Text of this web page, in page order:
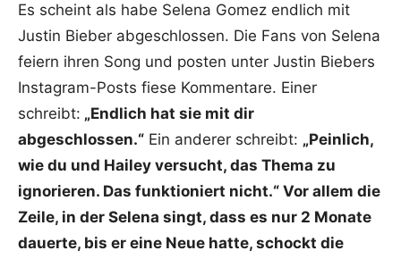
Es scheint als habe Selena Gomez endlich mit
Justin Bieber abgeschlossen. Die Fans von Selena
feiern ihren Song und posten unter Justin Biebers
Instagram-Posts fiese Kommentare. Einer
schreibt: „Endlich hat sie mit dir
abgeschlossen.“ Ein anderer schreibt: „Peinlich,
wie du und Hailey versucht, das Thema zu
ignorieren. Das funktioniert nicht.“ Vor allem die
Zeile, in der Selena singt, dass es nur 2 Monate
dauerte, bis er eine Neue hatte, schockt die